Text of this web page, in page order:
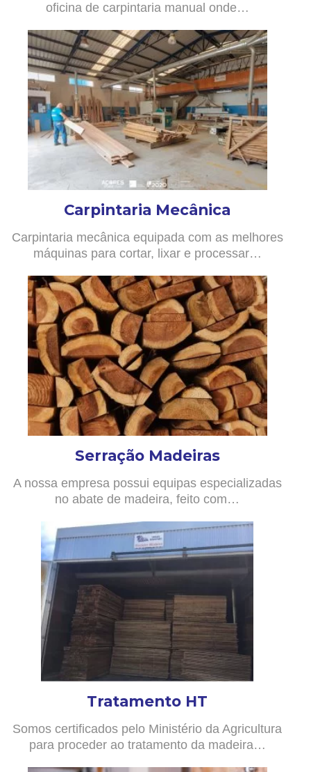
oficina de carpintaria manual onde…
Carpintaria Mecânica
Carpintaria mecânica equipada com as melhores
máquinas para cortar, lixar e processar…
Serração Madeiras
A nossa empresa possui equipas especializadas
no abate de madeira, feito com…
Tratamento HT
Somos certificados pelo Ministério da Agricultura
para proceder ao tratamento da madeira…